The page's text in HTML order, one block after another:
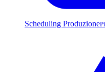
Scheduling Produzione